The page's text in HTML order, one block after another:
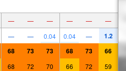
— — — — — —
— — 0.04 0.04 — 1.2
68 73 73 68 73 66
68 72 70 66 72 59